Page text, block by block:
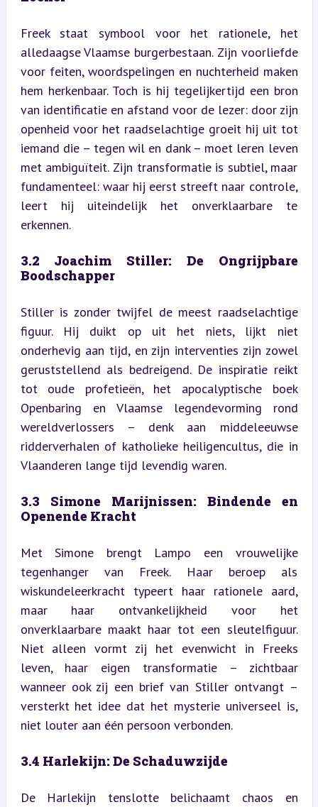
Freek staat symbool voor het rationele, het
alledaagse Vlaamse burgerbestaan. Zijn voorliefde
voor feiten, woordspelingen en nuchterheid maken
hem herkenbaar. Toch is hij tegelijkertijd een bron
van identificatie en afstand voor de lezer: door zijn
openheid voor het raadselachtige groeit hij uit tot
iemand die – tegen wil en dank – moet leren leven
met ambiguïteit. Zijn transformatie is subtiel, maar
fundamenteel: waar hij eerst streeft naar controle,
leert hij uiteindelijk het onverklaarbare te
erkennen.
3.2 Joachim Stiller: De Ongrijpbare
Boodschapper
Stiller is zonder twijfel de meest raadselachtige
figuur. Hij duikt op uit het niets, lijkt niet
onderhevig aan tijd, en zijn interventies zijn zowel
geruststellend als bedreigend. De inspiratie reikt
tot oude profetieën, het apocalyptische boek
Openbaring en Vlaamse legendevorming rond
wereldverlossers – denk aan middeleeuwse
ridderverhalen of katholieke heiligencultus, die in
Vlaanderen lange tijd levendig waren.
3.3 Simone Marijnissen: Bindende en
Openende Kracht
Met Simone brengt Lampo een vrouwelijke
tegenhanger van Freek. Haar beroep als
wiskundeleerkracht typeert haar rationele aard,
maar haar ontvankelijkheid voor het
onverklaarbare maakt haar tot een sleutelfiguur.
Niet alleen vormt zij het evenwicht in Freeks
leven, haar eigen transformatie – zichtbaar
wanneer ook zij een brief van Stiller ontvangt –
versterkt het idee dat het mysterie universeel is,
niet louter aan één persoon verbonden.
3.4 Harlekijn: De Schaduwzijde
De Harlekijn tenslotte belichaamt chaos en